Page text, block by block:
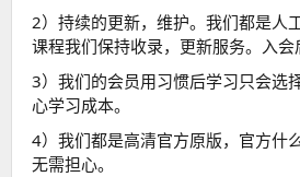
2）持续的更新，维护。我们都是人
课程我们保持收录，更新服务。入会
3）我们的会员用习惯后学习只会选
心学习成本。
4）我们都是高清官方原版，官方什
无需担心。